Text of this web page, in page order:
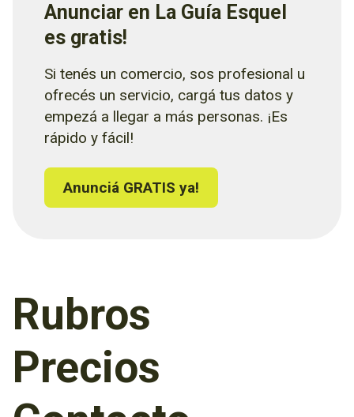
Anunciar en La Guía Esquel
es gratis!
Si tenés un comercio, sos profesional u
ofrecés un servicio, cargá tus datos y
empezá a llegar a más personas. ¡Es
rápido y fácil!
Anunciá GRATIS ya!
Rubros
Precios